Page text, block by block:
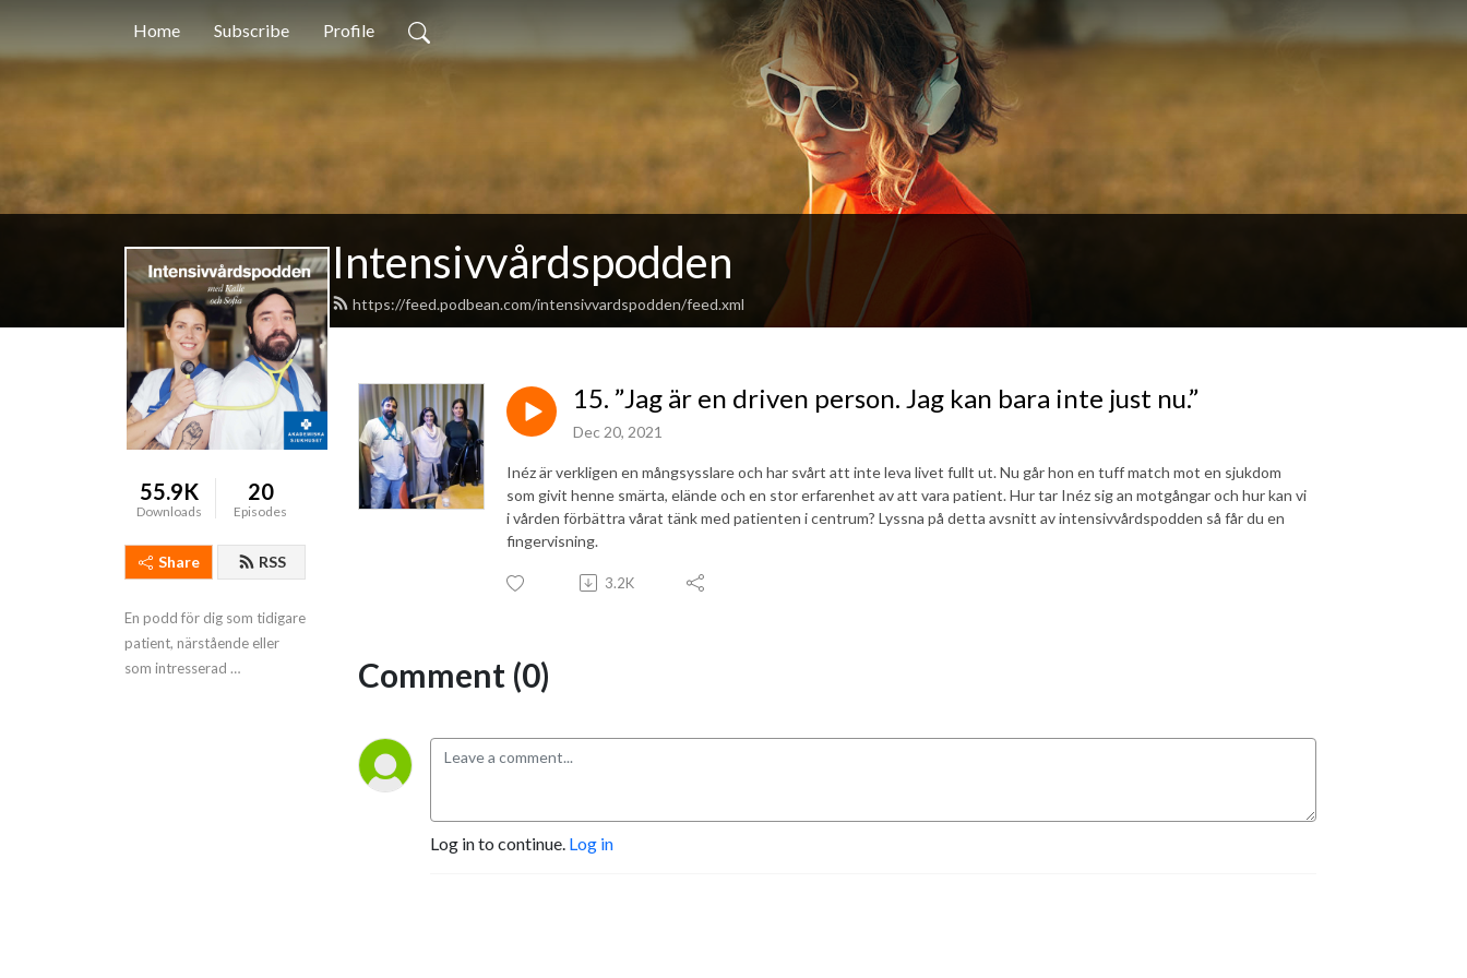
Home Subscribe Profile
Intensivvårdspodden
https://feed.podbean.com/intensivvardspodden/feed.xml
55.9K
Downloads
20
Episodes
Share RSS
En podd för dig som tidigare
patient, närstående eller
som intresserad
15. ”Jag är en driven person. Jag kan bara inte just nu.”
Dec 20, 2021
Inéz är verkligen en mångsysslare och har svårt att inte leva livet fullt ut. Nu går hon en tuff match mot en sjukdom
som givit henne smärta, elände och en stor erfarenhet av att vara patient. Hur tar Inéz sig an motgångar och hur kan vi
i vården förbättra vårat tänk med patienten i centrum? Lyssna på detta avsnitt av intensivvårdspodden så får du en
fingervisning.
3.2K
Comment (0)
Log in to continue. Log in